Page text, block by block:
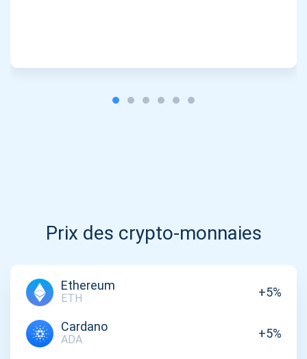
Prix des crypto-monnaies
Ethereum
ETH +5%
Cardano
ADA +5%